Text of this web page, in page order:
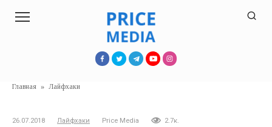
Главная » Лайфхаки
26.07.2018 Лайфхаки Price Media 2.7к.